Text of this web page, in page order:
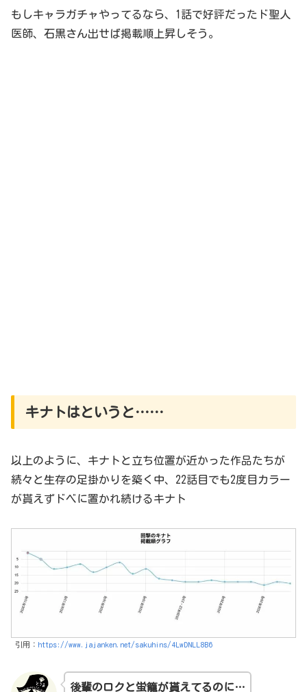
もしキャラガチャやってるなら、1話で好評だったド聖人
医師、石黒さん出せば掲載順上昇しそう。
キナトはというと……
以上のように、キナトと立ち位置が近かった作品たちが
続々と生存の足掛かりを築く中、22話目でも2度目カラー
が貰えずドベに置かれ続けるキナト
引用： https://www.jajanken.net/sakuhins/4LwDNLL8B6
後輩のロクと蛍籠が貰えてるのに…